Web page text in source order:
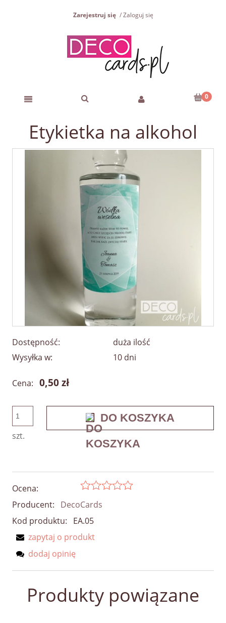
Zarejestruj się Zaloguj się
Etykietka na alkohol
Dostępność:
duża ilość
Wysyłka w:
10 dni
Cena: 0,50 zł
szt.
DO KOSZYKA
Ocena:
Producent:
DecoCards
Kod produktu:
EA.05
zapytaj o produkt
dodaj opinię
Produkty powiązane